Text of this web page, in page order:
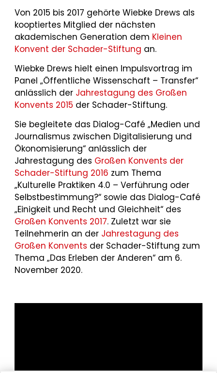
Von 2015 bis 2017 gehörte Wiebke Drews als
kooptiertes Mitglied der nächsten
akademischen Generation dem Kleinen
Konvent der Schader-Stiftung an.
Wiebke Drews hielt einen Impulsvortrag im
Panel „Öffentliche Wissenschaft – Transfer“
anlässlich der Jahrestagung des Großen
Konvents 2015 der Schader-Stiftung.
Sie begleitete das Dialog-Café „Medien und
Journalismus zwischen Digitalisierung und
Ökonomisierung“ anlässlich der
Jahrestagung des Großen Konvents der
Schader-Stiftung 2016 zum Thema
„Kulturelle Praktiken 4.0 – Verführung oder
Selbstbestimmung?“ sowie das Dialog-Café
„Einigkeit und Recht und Gleichheit“ des
Großen Konvents 2017. Zuletzt war sie
Teilnehmerin an der Jahrestagung des
Großen Konvents der Schader-Stiftung zum
Thema „Das Erleben der Anderen“ am 6.
November 2020.